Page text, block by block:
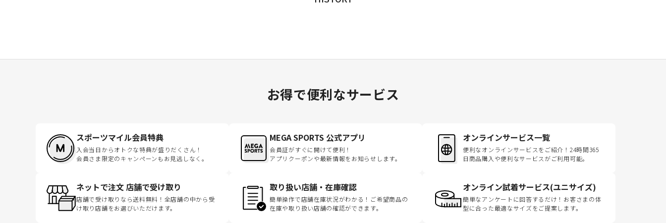
お得で便利なサービス
スポーツマイル会員特典
入会当日からオトクな特典が盛りだくさん！
会員さま限定のキャンペーンもお見逃しなく。
MEGA SPORTS 公式アプリ
会員証がすぐに開けて便利！
アプリクーポンや最新情報をお知らせします。
オンラインサービス一覧
便利なオンラインサービスをご紹介！24時間365
日商品購入や便利なサービスがご利用可能。
ネットで注文 店舗で受け取り
店舗で受け取りなら送料無料！全店舗の中から受
け取り店舗をお選びいただけます。
取り扱い店舗・在庫確認
簡単操作で店舗在庫状況がわかる！ご希望商品の
在庫や取り扱い店舗の確認ができます。
オンライン試着サービス(ユニサイズ)
簡単なアンケートに回答するだけ！お客さまの体
型に合った最適なサイズをご提案します。